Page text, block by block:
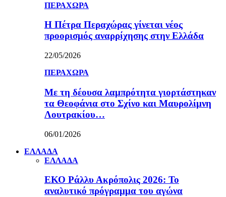
ΠΕΡΑΧΩΡΑ
Η Πέτρα Περαχώρας γίνεται νέος
προορισμός αναρρίχησης στην Ελλάδα
22/05/2026
ΠΕΡΑΧΩΡΑ
Με τη δέουσα λαμπρότητα γιορτάστηκαν
τα Θεοφάνια στο Σχίνο και Μαυρολίμνη
Λουτρακίου…
06/01/2026
ΕΛΛΑΔΑ
ΕΛΛΑΔΑ
ΕΚΟ Ράλλυ Ακρόπολις 2026: Το
αναλυτικό πρόγραμμα του αγώνα